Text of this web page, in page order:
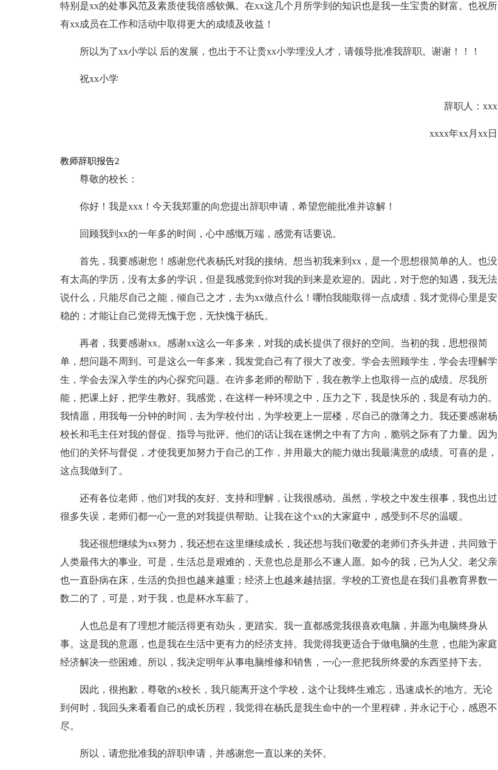
特别是xx的处事风范及素质使我倍感钦佩。在xx这几个月所学到的知识也是我一生宝贵的财富。也祝所
有xx成员在工作和活动中取得更大的成绩及收益！
所以为了xx小学以 后的发展，也出于不让贵xx小学埋没人才，请领导批准我辞职。谢谢！！！
祝xx小学
辞职人：xxx
xxxx年xx月xx日
教师辞职报告2
尊敬的校长：
你好！我是xxx！今天我郑重的向您提出辞职申请，希望您能批准并谅解！
回顾我到xx的一年多的时间，心中感慨万端，感觉有话要说。
首先，我要感谢您！感谢您代表杨氏对我的接纳。想当初我来到xx，是一个思想很简单的人。也没
有太高的学历，没有太多的学识，但是我感觉到你对我的到来是欢迎的。因此，对于您的知遇，我无法
说什么，只能尽自己之能，倾自己之才，去为xx做点什么！哪怕我能取得一点成绩，我才觉得心里是安
稳的；才能让自己觉得无愧于您，无快愧于杨氏。
再者，我要感谢xx。感谢xx这么一年多来，对我的成长提供了很好的空间。当初的我，思想很简
单，想问题不周到。可是这么一年多来，我发觉自己有了很大了改变。学会去照顾学生，学会去理解学
生，学会去深入学生的内心探究问题。在许多老师的帮助下，我在教学上也取得一点的成绩。尽我所
能，把课上好，把学生教好。我感觉，在这样一种环境之中，压力之下，我是快乐的，我是有动力的。
我情愿，用我每一分钟的时间，去为学校付出，为学校更上一层楼，尽自己的微薄之力。我还要感谢杨
校长和毛主任对我的督促、指导与批评。他们的话让我在迷惘之中有了方向，脆弱之际有了力量。因为
他们的关怀与督促，才使我更加努力于自己的工作，并用最大的能力做出我最满意的成绩。可喜的是，
这点我做到了。
还有各位老师，他们对我的友好、支持和理解，让我很感动。虽然，学校之中发生很事，我也出过
很多失误，老师们都一心一意的对我提供帮助。让我在这个xx的大家庭中，感受到不尽的温暖。
我还很想继续为xx努力，我还想在这里继续成长，我还想与我们敬爱的老师们齐头并进，共同致于
人类最伟大的事业。可是，生活总是艰难的，天意也总是那么不遂人愿。如今的我，已为人父。老父亲
也一直卧病在床，生活的负担也越来越重；经济上也越来越拮据。学校的工资也是在我们县教育界数一
数二的了，可是，对于我，也是杯水车薪了。
人也总是有了理想才能活得更有劲头，更踏实。我一直都感觉我很喜欢电脑，并愿为电脑终身从
事。这是我的意愿，也是我在生活中更有力的经济支持。我觉得我更适合于做电脑的生意，也能为家庭
经济解决一些困难。所以，我决定明年从事电脑维修和销售，一心一意把我所终爱的东西坚持下去。
因此，很抱歉，尊敬的x校长，我只能离开这个学校，这个让我终生难忘，迅速成长的地方。无论
到何时，我回头来看看自己的成长历程，我觉得在杨氏是我生命中的一个里程碑，并永记于心，感恩不
尽。
所以，请您批准我的辞职申请，并感谢您一直以来的关怀。